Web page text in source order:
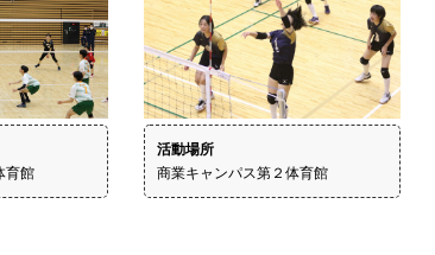
育館
活動場所
商業キャンパス第２体育館